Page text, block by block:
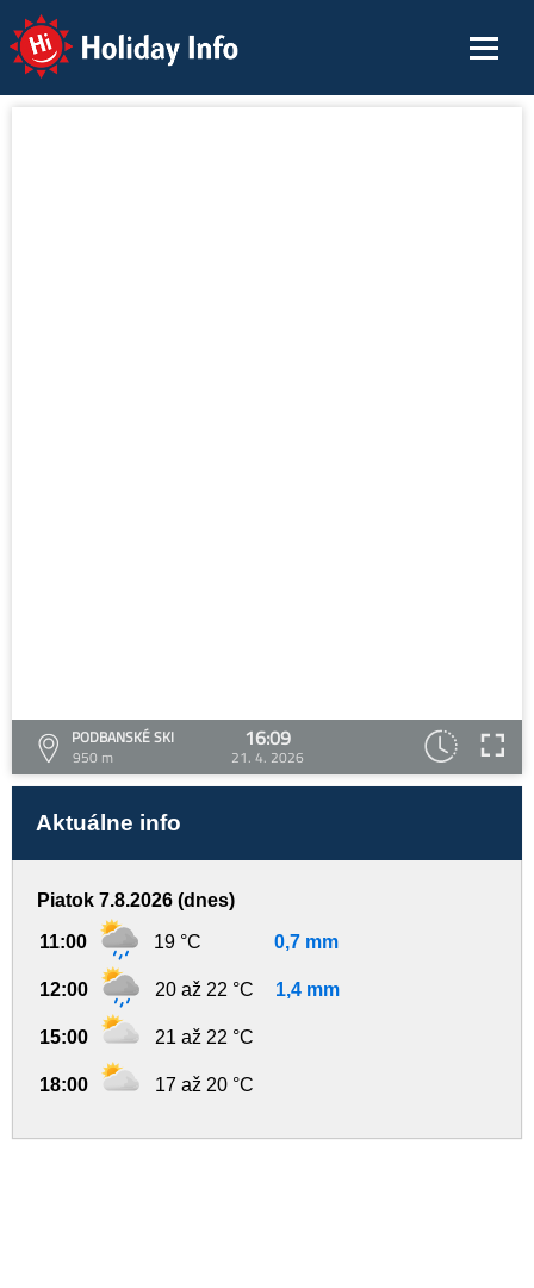
Holiday Info
PODBANSKÉ SKI
950 m
16:09
21. 4. 2026
Aktuálne info
Piatok 7.8.2026 (dnes)
11:00 19 °C 0,7 mm
12:00 20 až 22 °C 1,4 mm
15:00 21 až 22 °C
18:00 17 až 20 °C